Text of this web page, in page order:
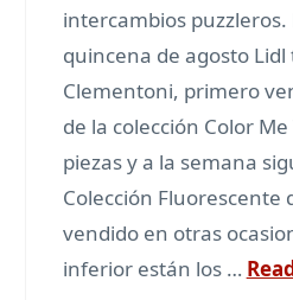
intercambios puzzleros.
quincena de agosto Lidl
Clementoni, primero
de la colección Color
piezas y a la semana
Colección Fluorescente
vendido en otras
inferior están los …